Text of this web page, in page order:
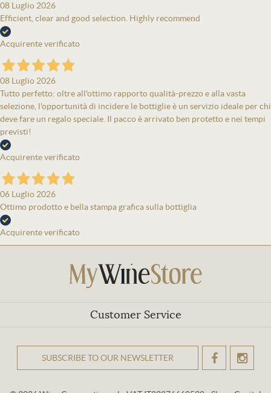
08 Luglio 2026
Efficient, clear and good selection. Highly recommend
Acquirente verificato
08 Luglio 2026
Tutto perfetto: oltre all'ottimo rapporto qualità-prezzo e alla vasta
selezione, l'opportunità di incidere le bottiglie è un servizio ideale per chi
deve fare un regalo speciale. Il pacco è arrivato ben protetto e nei tempi
previsti!
Acquirente verificato
06 Luglio 2026
Ottimo prodotto e bella stampa grafica sulla bottiglia
Acquirente verificato
Customer Service
SUBSCRIBE TO OUR NEWSLETTER